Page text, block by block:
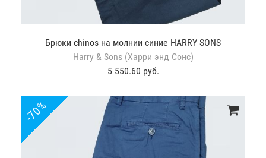
Брюки chinos на молнии синие HARRY SONS
Harry & Sons (Харри энд Сонс)
5 550.60 руб.
-70%